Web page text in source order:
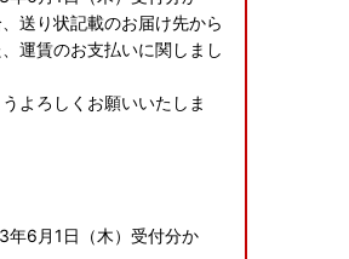
送り状記載のお届け先から
運賃のお支払いに関しまし
よろしくお願いいたしま
年6月1日（木）受付分か